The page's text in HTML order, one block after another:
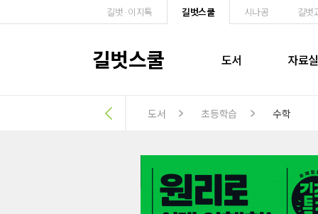
길벗·이지톡 길벗스쿨 시나공 길벗
길벗스쿨 도서 자료실
도서 초등학습 수학